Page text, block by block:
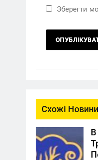
Зберегти
Схожі Новини
В